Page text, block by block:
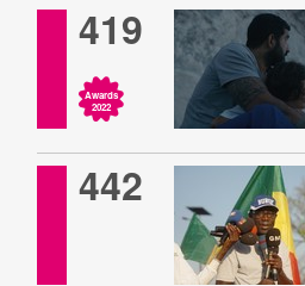
419
Awards
2022
442